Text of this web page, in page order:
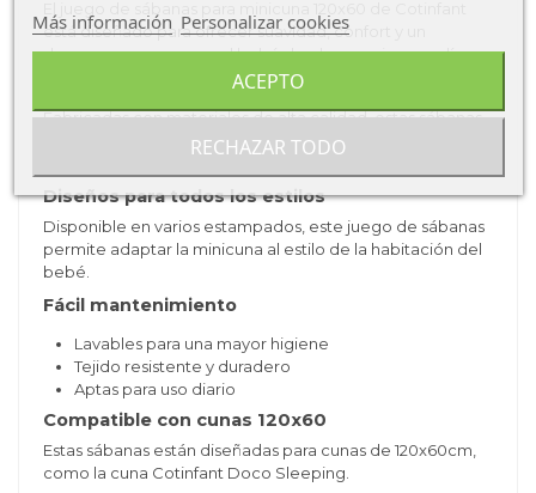
está diseñado para ofrecer suavidad, confort y un
descanso seguro para el bebé desde sus primeros días.
Tejido suave y transpirable
Fabricadas con materiales de alta calidad, estas sábanas
permiten una correcta ventilación, ayudando a mantener
Diseños para todos los estilos
Disponible en varios estampados, este juego de sábanas
permite adaptar la minicuna al estilo de la habitación del
bebé.
Fácil mantenimiento
Lavables para una mayor higiene
Tejido resistente y duradero
Aptas para uso diario
Compatible con cunas 120x60
Estas sábanas están diseñadas para cunas de 120x60cm,
como la cuna Cotinfant Doco Sleeping.
Más información Personalizar cookies
RECHAZAR TODO
ACEPTO